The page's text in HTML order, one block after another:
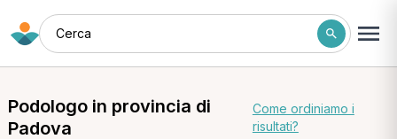
Cerca
Podologo in provincia di
Padova
Come ordiniamo i
risultati?